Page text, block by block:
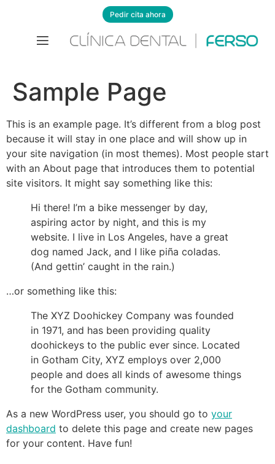
Pedir cita ahora
Sample Page
This is an example page. It’s different from a blog post
because it will stay in one place and will show up in
your site navigation (in most themes). Most people start
with an About page that introduces them to potential
site visitors. It might say something like this:
Hi there! I’m a bike messenger by day,
aspiring actor by night, and this is my
website. I live in Los Angeles, have a great
dog named Jack, and I like piña coladas.
(And gettin’ caught in the rain.)
…or something like this:
The XYZ Doohickey Company was founded
in 1971, and has been providing quality
doohickeys to the public ever since. Located
in Gotham City, XYZ employs over 2,000
people and does all kinds of awesome things
for the Gotham community.
As a new WordPress user, you should go to your
dashboard to delete this page and create new pages
for your content. Have fun!